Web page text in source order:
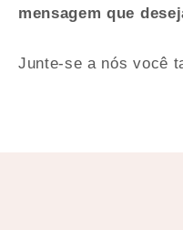
mensagem que
Junte-se a nós você